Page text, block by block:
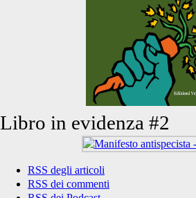
Libro in evidenza #2
RSS degli articoli
RSS dei commenti